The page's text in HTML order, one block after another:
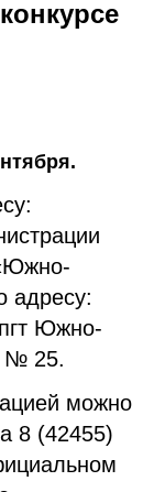
адресу:
Южно-
№ 25.
можно
8 (42455)